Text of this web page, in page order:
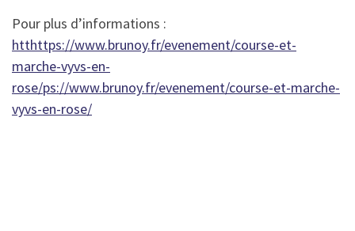
Pour plus d’informations :
htthttps://www.brunoy.fr/evenement/course-et-
marche-vyvs-en-
rose/ps://www.brunoy.fr/evenement/course-et-marche-
vyvs-en-rose/